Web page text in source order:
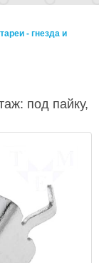
- гнезда и
под пайку,